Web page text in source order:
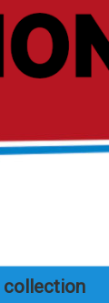
collection